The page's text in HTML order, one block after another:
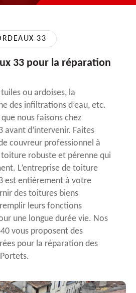
33
33 pour la réparation
ou ardoises, la
des infiltrations d’eau, etc.
nous faisons chez
avant d’intervenir. Faites
couvreur professionnel à
robuste et pérenne qui
L’entreprise de toiture
est entièrement à votre
des toitures biens
leurs fonctions
une longue durée vie. Nos
vous proposent des
pour la réparation des